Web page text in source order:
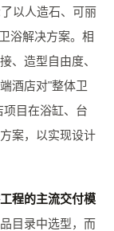
以人造石、可丽
浴解决方案。相
、造型自由度、
酒店对"整体卫
目在浴缸、台
案，以实现设计
程的主流交付模
目录中选型，而